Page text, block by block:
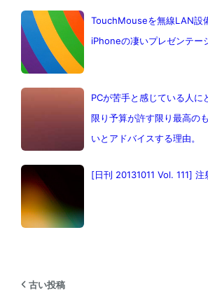
TouchMouseを無線LAN設
iPhoneの凄いプレゼンテー
PCが苦手と感じている人に
限り予算が許す限り最高の
いとアドバイスする理由。
[日刊 20131011 Vol. 111] 注
古い投稿